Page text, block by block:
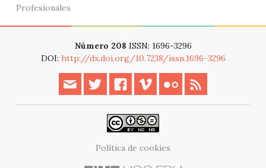
Profesionales
Número 208 ISSN: 1696-3296
DOI: http://dx.doi.org/10.7238/issn.1696-3296
Política de cookies